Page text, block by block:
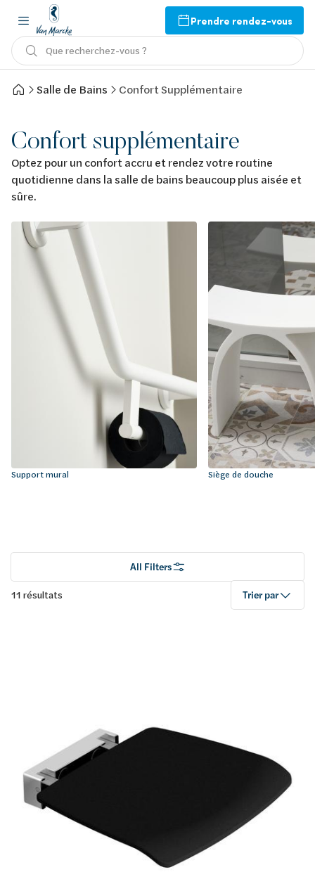
Prendre rendez-vous
Que recherchez-vous ?
Salle de Bains Confort Supplémentaire
Confort supplémentaire
Optez pour un confort accru et rendez votre routine
quotidienne dans la salle de bains beaucoup plus aisée et
sûre.
Support mural Siège de douche
All Filters
11 résultats Trier par